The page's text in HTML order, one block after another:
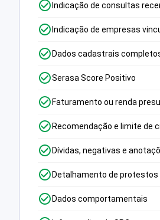
Indicação de consultas
Indicação de empresas
Dados cadastrais
Serasa Score Positivo
Faturamento ou renda
Recomendação e limite de
Dívidas, negativas e
Detalhamento de protestos
Dados comportamentais